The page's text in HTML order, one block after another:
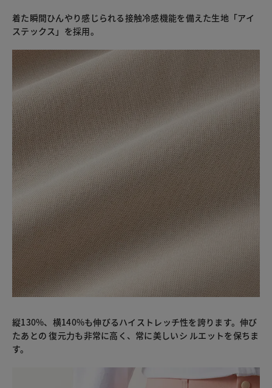
着た瞬間ひんやり感じられる接触冷感機能を備えた生地「アイ
ステックス」を採用。
縦130%、横140%も伸びるハイストレッチ性を誇ります。伸び
たあとの 復元力も非常に高く、常に美しいシ ルエットを保ちま
す。